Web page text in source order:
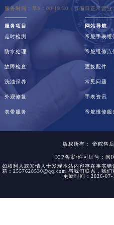
服务时间：早9：00-19:30（节假日正常营业
服务项目
走时检测
防水处理
故障检查
洗油保养
外观修复
表带服务
网站导航
帝舵手表维
帝舵维修点
更换配件
常见问题
手表资讯
帝舵维修服
版权所有： 帝舵售
ICP备案/许可证号：闽
如权利人或知情人士发现本站内容存在事实
箱：2557628530@qq.com 与我们联系，我
更新时间：2026-